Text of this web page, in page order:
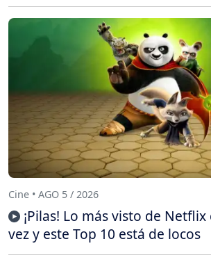
Cine • AGO 5 / 2026
¡Pilas! Lo más visto de
vez y este Top 10 está de locos